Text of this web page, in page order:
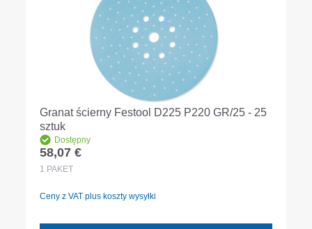
Granat ścierny Festool D225 P220 GR/25 - 25
sztuk
Dostępny
Cena regularna:
58,07 €
1 PAKET
Ceny z VAT plus koszty wysyłki